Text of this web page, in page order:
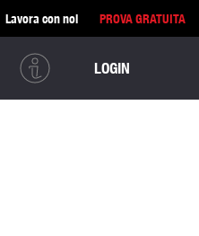
Lavora con noi PROVA GRATUITA
LOGIN